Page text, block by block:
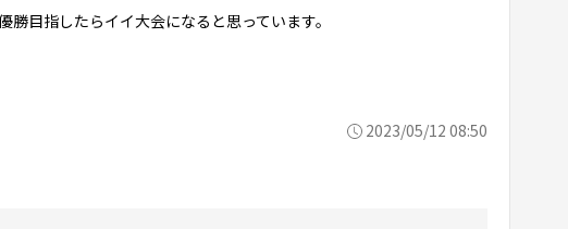
目指したらイイ大会になると思っています。
2023/05/12 08:50